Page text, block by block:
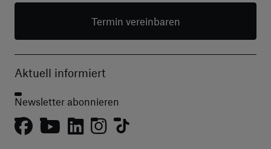
Termin vereinbaren
Aktuell informiert
Newsletter abonnieren